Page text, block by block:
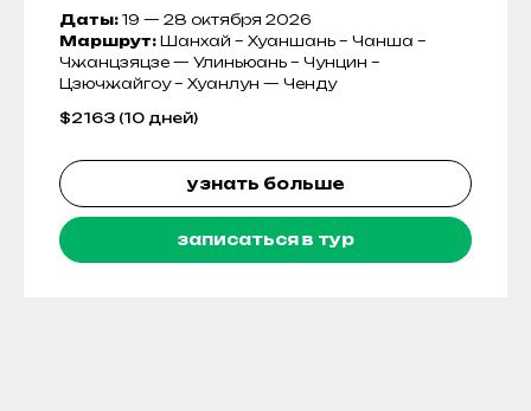
Даты: 19 — 28 октября 2026
Маршрут: Шанхай – Хуаншань – Чанша –
Чжанцзяцзе — Улиньюань – Чунцин –
Цзючжайгоу – Хуанлун — Ченду
$2163 (10 дней)
узнать больше
записаться в тур